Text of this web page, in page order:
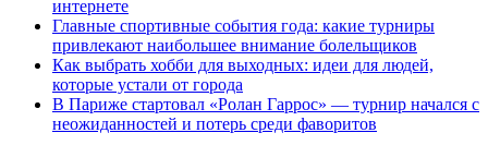
интернете
Главные спортивные события года: какие турниры
привлекают наибольшее внимание болельщиков
Как выбрать хобби для выходных: идеи для людей,
которые устали от города
В Париже стартовал «Ролан Гаррос» — турнир начался с
неожиданностей и потерь среди фаворитов